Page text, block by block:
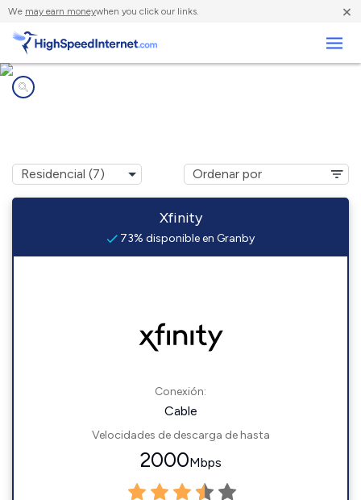
We may earn moneywhen you click our links. ×
Xfinity
73% disponible en Granby
Conexión:
Cable
Velocidades de descarga de hasta
2000Mbps